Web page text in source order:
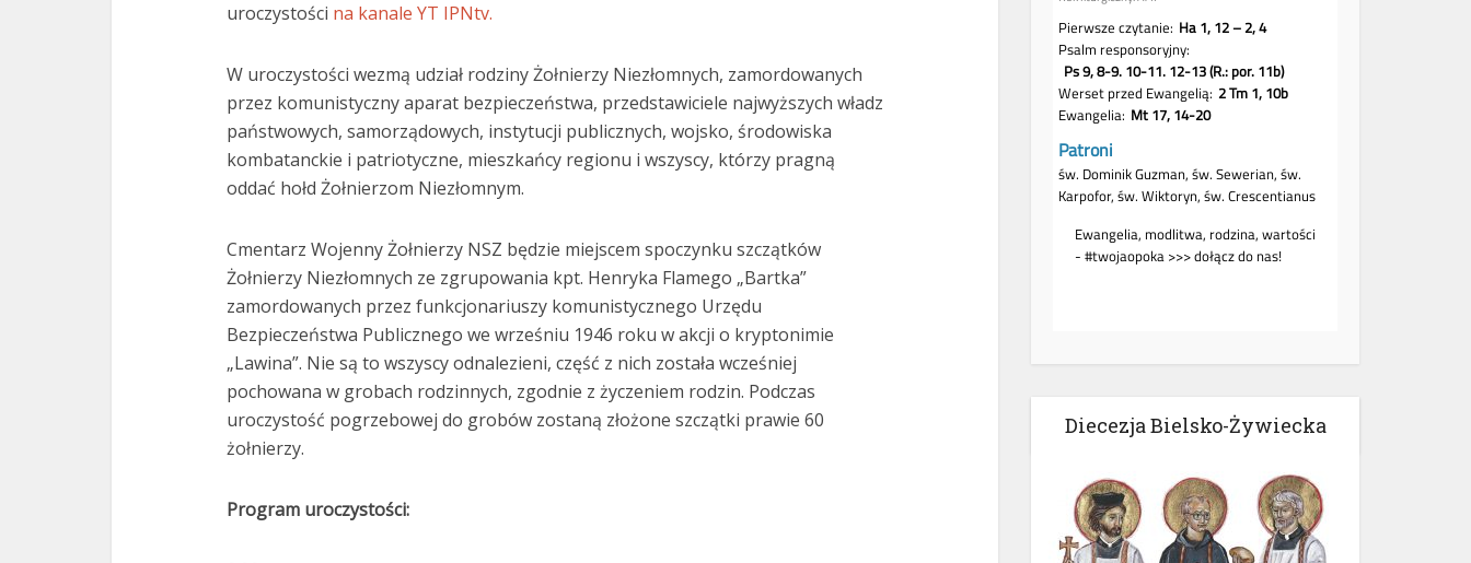
uroczystości na kanale YT IPNtv.
W uroczystości wezmą udział rodziny Żołnierzy Niezłomnych, zamordowanych
przez komunistyczny aparat bezpieczeństwa, przedstawiciele najwyższych władz
państwowych, samorządowych, instytucji publicznych, wojsko, środowiska
kombatanckie i patriotyczne, mieszkańcy regionu i wszyscy, którzy pragną
oddać hołd Żołnierzom Niezłomnym.
Cmentarz Wojenny Żołnierzy NSZ będzie miejscem spoczynku szczątków
Żołnierzy Niezłomnych ze zgrupowania kpt. Henryka Flamego „Bartka”
zamordowanych przez funkcjonariuszy komunistycznego Urzędu
Bezpieczeństwa Publicznego we wrześniu 1946 roku w akcji o kryptonimie
„Lawina”. Nie są to wszyscy odnalezieni, część z nich została wcześniej
pochowana w grobach rodzinnych, zgodnie z życzeniem rodzin. Podczas
uroczystość pogrzebowej do grobów zostaną złożone szczątki prawie 60
żołnierzy.
Program uroczystości:
Diecezja Bielsko-Żywiecka